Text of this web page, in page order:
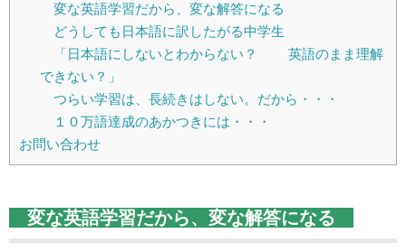
変な英語学習だから、変な解答になる
どうしても日本語に訳したがる中学生
「日本語にしないとわからない？ 英語のまま理解
できない？」
つらい学習は、長続きはしない。だから・・・
１０万語達成のあかつきには・・・
お問い合わせ
変な英語学習だから、変な解答になる